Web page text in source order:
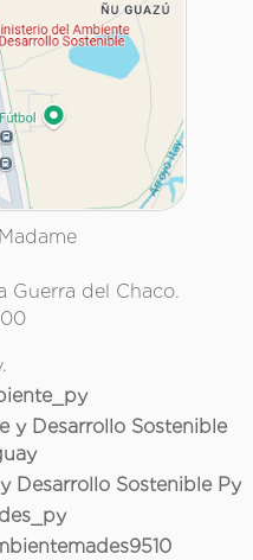
Guerra del Chaco.
y Desarrollo Sostenible
Desarrollo Sostenible Py